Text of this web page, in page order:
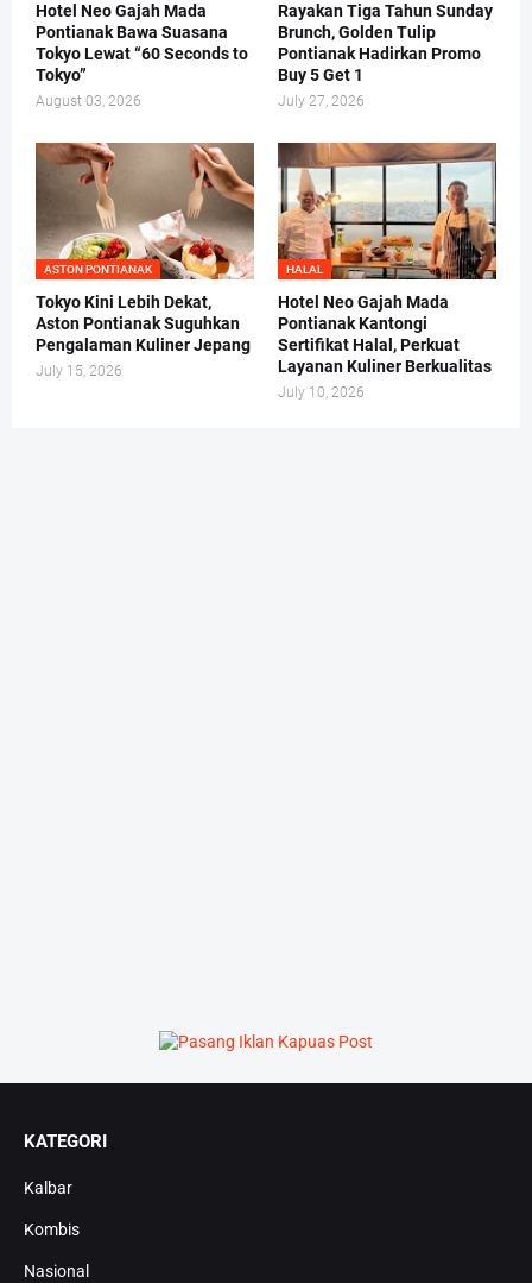
Hotel Neo Gajah Mada
Pontianak Bawa Suasana
Tokyo Lewat “60 Seconds to
Tokyo”
August 03, 2026
Rayakan Tiga Tahun Sunday
Brunch, Golden Tulip
Pontianak Hadirkan Promo
Buy 5 Get 1
July 27, 2026
ASTON PONTIANAK
Tokyo Kini Lebih Dekat,
Aston Pontianak Suguhkan
Pengalaman Kuliner Jepang
July 15, 2026
HALAL
Hotel Neo Gajah Mada
Pontianak Kantongi
Sertifikat Halal, Perkuat
Layanan Kuliner Berkualitas
July 10, 2026
KATEGORI
Kalbar
Kombis
Nasional